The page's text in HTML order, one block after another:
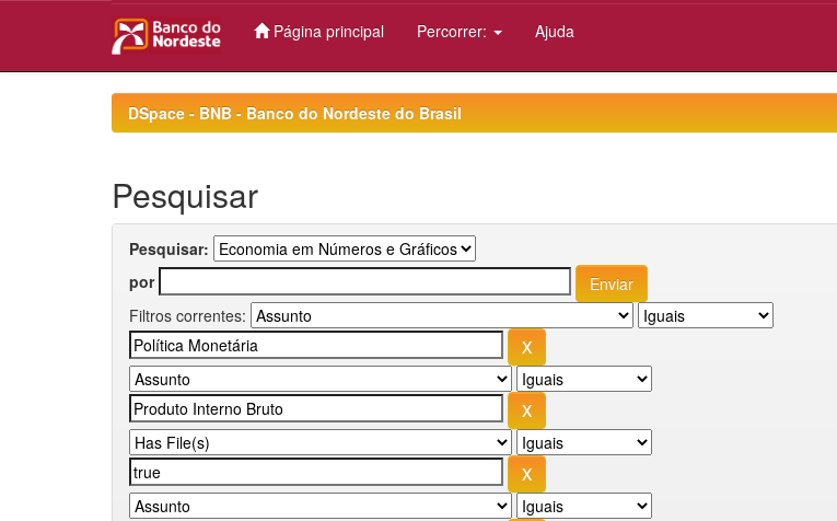
Página principal Percorrer: Ajuda
DSpace - BNB - Banco do Nordeste do Brasil
Pesquisar
Pesquisar:
por
Filtros correntes: